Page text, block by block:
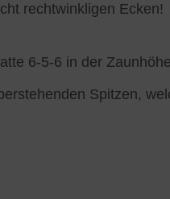
rechtwinkligen Ecken!
6-5-6 in der
Spitzen,